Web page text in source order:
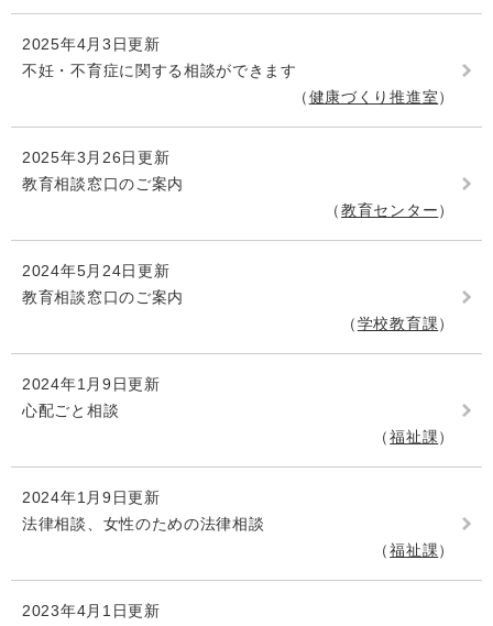
2025年4月3日更新
不妊・不育症に関する相談ができます
健康づくり推進室
2025年3月26日更新
教育相談窓口のご案内
教育センター
2024年5月24日更新
教育相談窓口のご案内
学校教育課
2024年1月9日更新
心配ごと相談
福祉課
2024年1月9日更新
法律相談、女性のための法律相談
福祉課
2023年4月1日更新